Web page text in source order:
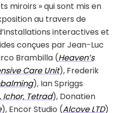
miroirs » qui sont mis en
au travers de
interactives et
conçues par Jean-Luc
Brambilla (Heaven’s
Care Unit), Frederik
), Ian Spriggs
Ichor, Tetrad), Donatien
), Encor Studio (Alcove LTD)